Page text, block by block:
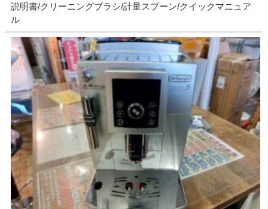
説明書/クリーニングブラシ/計量スプーン/クイックマニュア
ル